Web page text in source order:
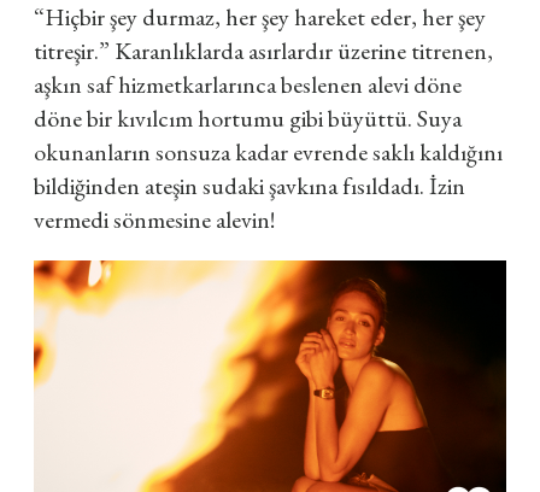
“Hiçbir şey durmaz, her şey hareket eder, her şey
titreşir.” Karanlıklarda asırlardır üzerine titrenen,
aşkın saf hizmetkarlarınca beslenen alevi döne
döne bir kıvılcım hortumu gibi büyüttü. Suya
okunanların sonsuza kadar evrende saklı kaldığını
bildiğinden ateşin sudaki şavkına fısıldadı. İzin
vermedi sönmesine alevin!